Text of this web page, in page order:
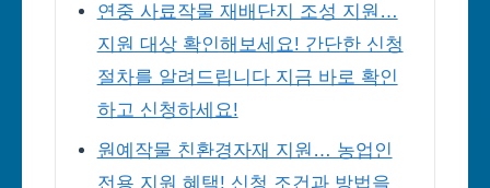
연중 사료작물 재배단지 조성 지원…
지원 대상 확인해보세요! 간단한 신청
절차를 알려드립니다 지금 바로 확인
하고 신청하세요!
원예작물 친환경자재 지원… 농업인
전용 지원 혜택! 신청 조건과 방법을